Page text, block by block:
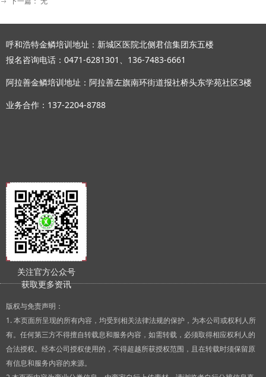
ꁹ
呼和浩特金鳞培训地址：新城区医院北侧君信集团东五楼
报名咨询电话：0471-6281301、136-7483-6661
阿拉善金鳞培训地址：阿拉善左旗南环街道报社桥头东学苑社区3楼
业务合作：137-2204-8788
版权与免责声明：
1. 本页面所呈现的所有内容，均受到相关法律法规的保护，为本公司或权利人所
有。任何第三方不得擅自转载息和服务内容，如需转载，必须取得相应权利人的
合法授权。经本公司授权使用的，不得超越所获授权范围，且在转载时须保留原
有信息和服务内容的来源。
关注官方公众号
获取更多资讯